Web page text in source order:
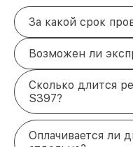
За какой срок
Возможен ли
Сколько длится
S397?
Оплачивается ли